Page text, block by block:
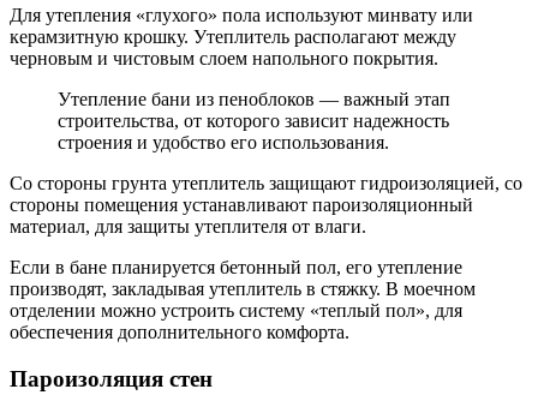
Для утепления «глухого» пола используют минвату или
керамзитную крошку. Утеплитель располагают между
черновым и чистовым слоем напольного покрытия.
Утепление бани из пеноблоков — важный этап
строительства, от которого зависит надежность
строения и удобство его использования.
Со стороны грунта утеплитель защищают гидроизоляцией, со
стороны помещения устанавливают пароизоляционный
материал, для защиты утеплителя от влаги.
Если в бане планируется бетонный пол, его утепление
производят, закладывая утеплитель в стяжку. В моечном
отделении можно устроить систему «теплый пол», для
обеспечения дополнительного комфорта.
Пароизоляция стен